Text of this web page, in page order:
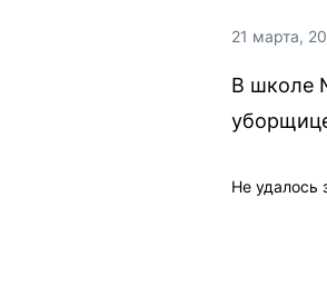
21 марта,
В школе
Не удалось